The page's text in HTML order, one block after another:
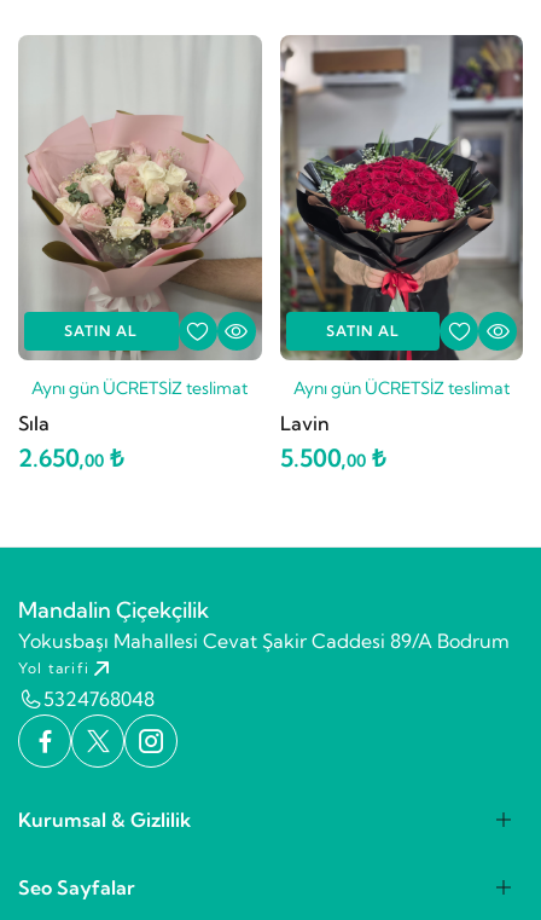
SATIN AL
Aynı gün ÜCRETSİZ teslimat
Sıla
2.650,00 ₺
SATIN AL
Aynı gün ÜCRETSİZ teslimat
Lavin
5.500,00₺
Mandalin Çiçekçilik
Yokusbaşı Mahallesi Cevat Şakir Caddesi 89/A Bodrum
Yol tarifi
5324768048
Kurumsal & Gizlilik
Seo Sayfalar